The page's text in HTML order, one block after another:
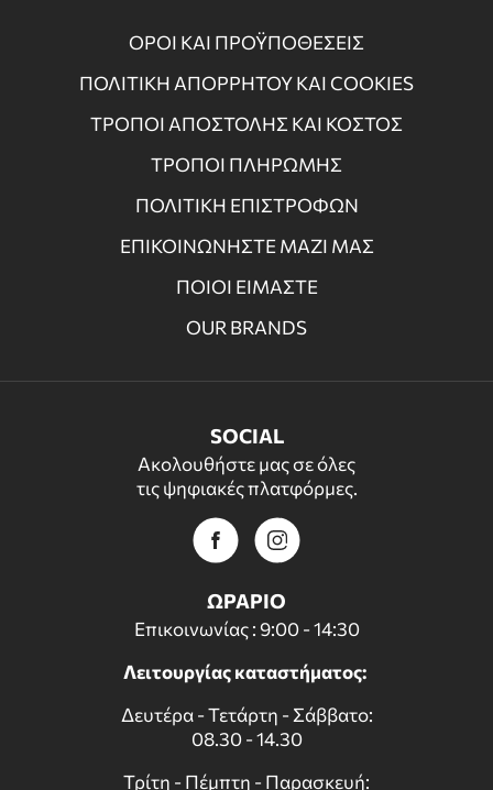
ΟΡΟΙ ΚΑΙ ΠΡΟΫΠΟΘΕΣΕΙΣ
ΠΟΛΙΤΙΚΗ ΑΠΟΡΡΗΤΟΥ ΚΑΙ COOKIES
ΤΡΟΠΟΙ ΑΠΟΣΤΟΛΗΣ ΚΑΙ ΚΟΣΤΟΣ
ΤΡΟΠΟΙ ΠΛΗΡΩΜΗΣ
ΠΟΛΙΤΙΚΗ ΕΠΙΣΤΡΟΦΩΝ
ΕΠΙΚΟΙΝΩΝΗΣΤΕ ΜΑΖΙ ΜΑΣ
ΠΟΙΟΙ ΕΙΜΑΣΤΕ
OUR BRANDS
SOCIAL
Ακολουθήστε μας σε όλες
τις ψηφιακές πλατφόρμες.
ΩΡΑΡΙΟ
Επικοινωνίας : 9:00 - 14:30
Λειτουργίας καταστήματος:
Δευτέρα - Τετάρτη - Σάββατο:
08.30 - 14.30
Τρίτη - Πέμπτη - Παρασκευή: